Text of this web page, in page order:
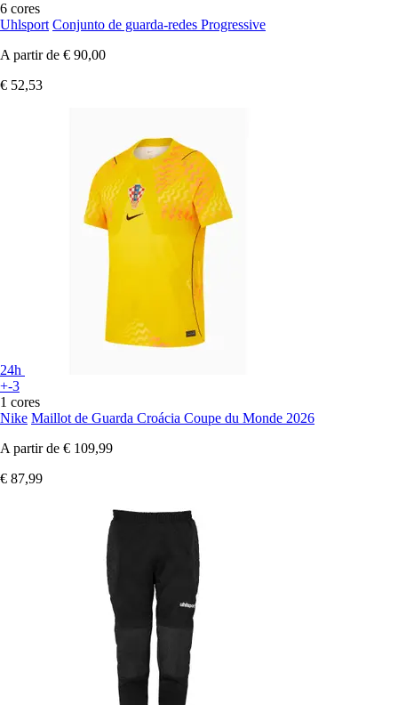
6 cores
Uhlsport Conjunto de guarda-redes Progressive
A partir de € 90,00
€ 52,53
24h
+-3
1 cores
Nike Maillot de Guarda Croácia Coupe du Monde 2026
A partir de € 109,99
€ 87,99